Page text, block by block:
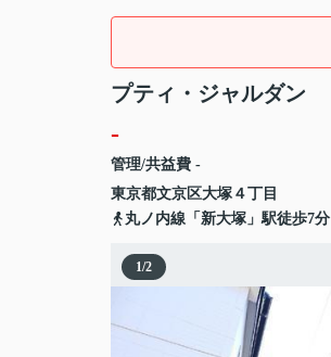
プティ・ジャルダン
-
管理/共益費 -
東京都文京区大塚 ４丁目
丸ノ内線「新大塚」駅徒歩7分
1/2